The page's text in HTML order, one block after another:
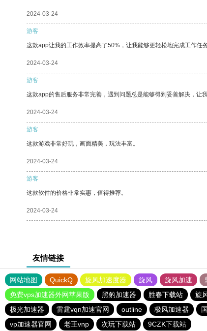
2024-03-24
游客
这款app让我的工作效率提高了50%，让我能够更轻松地完成工作任
2024-03-24
游客
这款app的售后服务非常完善，遇到问题总是能够得到妥善解决，让我
2024-03-24
游客
这款游戏非常好玩，画面精美，玩法丰富。
2024-03-24
游客
这款软件的价格非常实惠，值得推荐。
2024-03-24
友情链接
网站地图 QuickQ 旋风加速度器 旋风 旋风加速
免费vps加速器外网苹果版
黑豹加速器 胜春下载站 旋
极光加速器
雷霆vqn加速官网 outline 极风加速器
vp加速器官网
老王vnp 次玩下载站 9CZK下载站